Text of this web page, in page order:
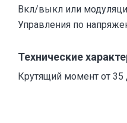
Вкл/выкл или
Управления по
Технические
Крутящий момент от